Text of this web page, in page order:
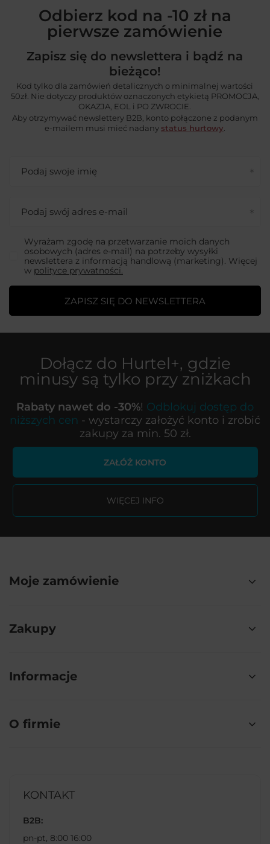
Odbierz kod na -10 zł na
pierwsze zamówienie
Zapisz się do newslettera i bądź na
bieżąco!
Kod tylko dla zamówień detalicznych o minimalnej wartości
50zł. Nie dotyczy produktów oznaczonych etykietą PROMOCJA,
OKAZJA, EOL i PO ZWROCIE.
Aby otrzymywać newslettery B2B, konto połączone z podanym
e-mailem musi mieć nadany status hurtowy
Podaj swoje imię
Podaj swój adres e-mail
Wyrażam zgodę na przetwarzanie moich danych
osobowych (adres e-mail) na potrzeby wysyłki
newslettera z informacją handlową (marketing). Więcej
w polityce prywatności.
ZAPISZ SIĘ DO NEWSLETTERA
Dołącz do Hurtel+, gdzie
minusy są tylko przy zniżkach
Rabaty nawet do -30%! Odblokuj dostęp do
niższych cen - wystarczy założyć konto i zrobić
zakupy za min. 50 zł.
ZAŁÓŻ KONTO
WIĘCEJ INFO
Moje zamówienie
Zakupy
Informacje
O firmie
KONTAKT
B2B:
pn-pt, 8:00 16:00